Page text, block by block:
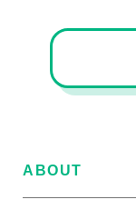
ABOUT